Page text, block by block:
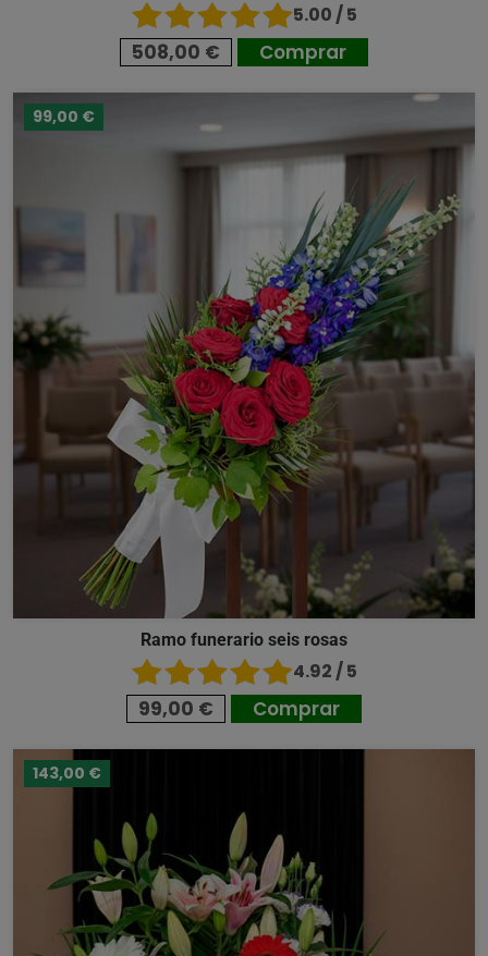
5.00 / 5
508,00 € Comprar
99,00 €
Ramo funerario seis rosas
4.92 / 5
99,00 € Comprar
143,00 €